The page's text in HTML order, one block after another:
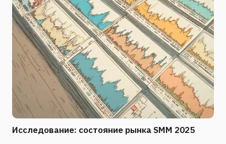
Исследование: состояние рынка SMM 2025